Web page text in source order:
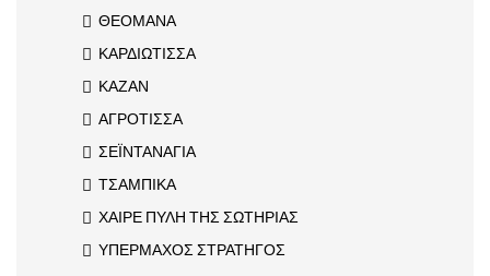
ΘΕΟΜΑΝΑ
ΚΑΡΔΙΩΤΙΣΣΑ
ΚΑΖΑΝ
ΑΓΡΟΤΙΣΣΑ
ΣΕΪΝΤΑΝΑΓΙΑ
ΤΣΑΜΠΙΚΑ
ΧΑΙΡΕ ΠΥΛΗ ΤΗΣ ΣΩΤΗΡΙΑΣ
ΥΠΕΡΜΑΧΟΣ ΣΤΡΑΤΗΓΟΣ